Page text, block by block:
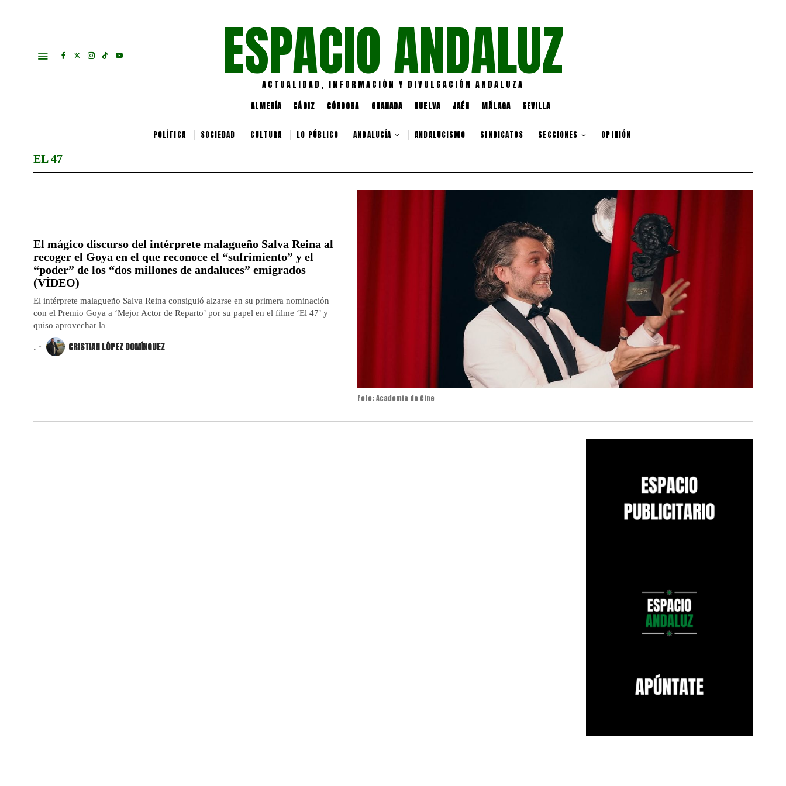
ESPACIO ANDALUZ
ACTUALIDAD, INFORMACIÓN Y DIVULGACIÓN ANDALUZA
ALMERÍA CÁDIZ CÓRDOBA GRANADA HUELVA JAÉN MÁLAGA SEVILLA
POLÍTICA SOCIEDAD CULTURA LO PÚBLICO ANDALUCÍA ANDALUCISMO SINDICATOS SECCIONES OPINIÓN
EL 47
Foto: Academia de Cine
El mágico discurso del intérprete malagueño Salva Reina al
recoger el Goya en el que reconoce el “sufrimiento” y el
“poder” de los “dos millones de andaluces” emigrados
(VÍDEO)
El intérprete malagueño Salva Reina consiguió alzarse en su primera nominación
con el Premio Goya a ‘Mejor Actor de Reparto’ por su papel en el filme ‘El 47’ y
quiso aprovechar la
. CRISTIAN LÓPEZ DOMÍNGUEZ